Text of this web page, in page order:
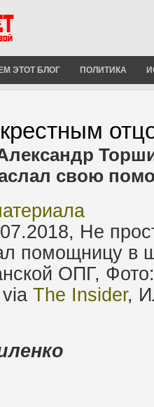
ЭТОТ БЛОГ ПОЛИТИКА
свою
Не
помощницу в
ОПГ,
The Insider,